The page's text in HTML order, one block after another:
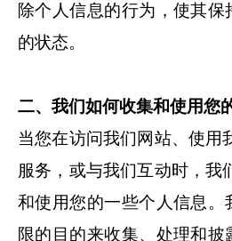
除个人信息的行为，使其保
的状态。
二、我们如何收集和使用您
当您在访问我们网站、使用
服务，或与我们互动时，我
和使用您的一些个人信息。
限的目的来收集、处理和披